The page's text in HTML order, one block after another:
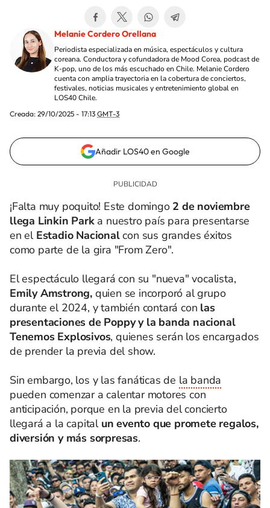
Melanie Cordero Orellana
Periodista especializada en música, espectáculos y cultura
coreana. Conductora y cofundadora de Mood Corea, podcast de
K-pop, uno de los más escuchado en Chile. Melanie Cordero
cuenta con amplia trayectoria en la cobertura de conciertos,
festivales, noticias musicales y entretenimiento global en
LOS40 Chile.
Creada: 29/10/2025 - 17:13 GMT-3
Añadir LOS40 en Google
¡Falta muy poquito! Este domingo2 de noviembre
llega Linkin Park a nuestro país para presentarse
en el Estadio Nacionalcon sus grandes éxitos
como parte de la gira "From Zero".
El espectáculo llegará con su "nueva" vocalista,
Emily Amstrong, quien se incorporó al grupo
durante el 2024, y también contará con las
presentaciones de Poppy y la banda nacional
Tenemos Explosivos, quienes serán los encargados
de prender la previa del show.
Sin embargo, los y las fanáticas de la banda
pueden comenzar a calentar motores con
anticipación, porque en la previa del concierto
llegará a la capital un evento que promete regalos,
diversión y más sorpresas.